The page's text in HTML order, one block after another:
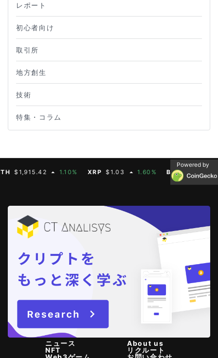
レポート
初心者向け
取引所
地方創生
技術
特集・コラム
1.10% XRP $1.03 1.60% BNB $592.88
Powered by
ニュース
NFT
About us
リクルート